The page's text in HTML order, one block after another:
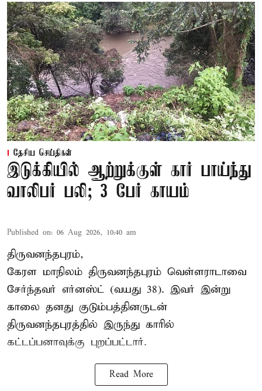
தேசிய செய்திகள்
இடுக்கியில் ஆற்றுக்குள் கார் பாய்ந்து
வாலிபர் பலி; 3 பேர் காயம்
Published on: 06 Aug 2026, 10:40 am
திருவனந்தபுரம்,
கேரள மாநிலம் திருவனந்தபுரம் வெள்ளராடாவை
சேர்ந்தவர் எர்னஸ்ட் (வயது 38). இவர் இன்று
காலை தனது குடும்பத்தினருடன்
திருவனந்தபுரத்தில் இருந்து காரில்
கட்டப்பனாவுக்கு புறப்பட்டார்.
Read More